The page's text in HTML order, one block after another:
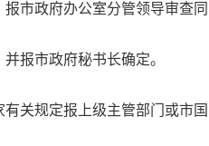
政府办公室分管领导审查同
报市政府秘书长确定。
规定报上级主管部门或市国